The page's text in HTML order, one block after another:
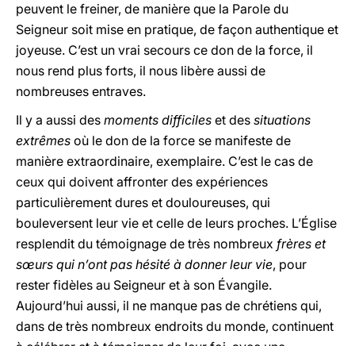
peuvent le freiner, de manière que la Parole du
Seigneur soit mise en pratique, de façon authentique et
joyeuse. C’est un vrai secours ce don de la force, il
nous rend plus forts, il nous libère aussi de
nombreuses entraves.
Il y a aussi des moments difficiles et des situations
extrêmes où le don de la force se manifeste de
manière extraordinaire, exemplaire. C’est le cas de
ceux qui doivent affronter des expériences
particulièrement dures et douloureuses, qui
bouleversent leur vie et celle de leurs proches. L’Église
resplendit du témoignage de très nombreux frères et
sœurs qui n’ont pas hésité à donner leur vie, pour
rester fidèles au Seigneur et à son Évangile.
Aujourd’hui aussi, il ne manque pas de chrétiens qui,
dans de très nombreux endroits du monde, continuent